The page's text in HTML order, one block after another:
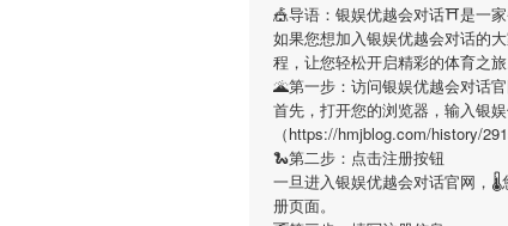
🎪导语： 银娱优越会对话⛩是一家
如果您想加入银娱优越会对话的
程，让您轻松开启精彩的体育之旅
🌋第一步：访问银娱优越会对话
首先，打开您的浏览器，输入银
（https://hmjblog.com/history/
🐍第二步：点击注册按钮
一旦进入银娱优越会对话官网，🌡
册页面。